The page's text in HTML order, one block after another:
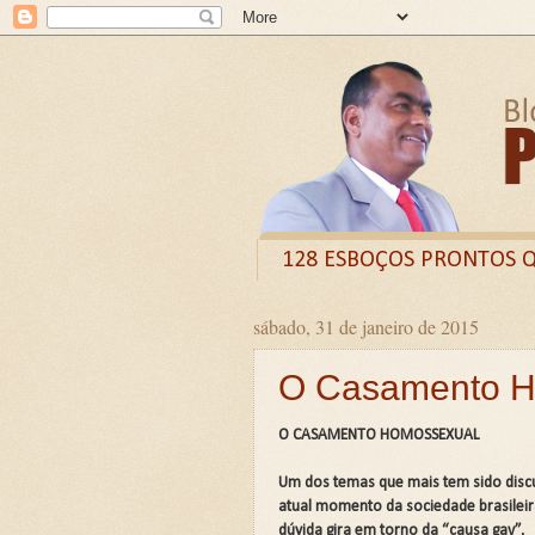
128 ESBOÇOS PRONTOS
Odysee
Livro
CURSO DE FORMAÇÃO
LIVRETO: TÍTULO - O
Guia prático: Como
O QUE A BÍBLIA DIZ
sábado, 31 de janeiro de 2015
O Casamento
O CASAMENTO HOMOSSEXUAL
Um dos temas que mais tem sido
atual momento da sociedade
dúvida gira em torno da “causa gay”,